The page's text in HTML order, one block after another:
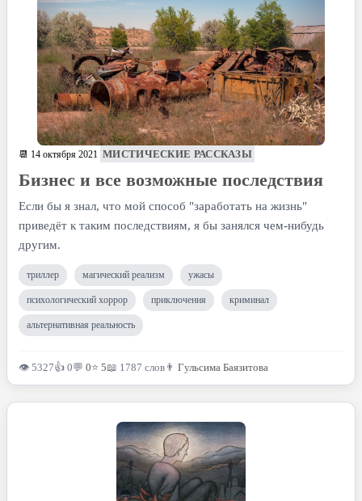
📆 14 октября 2021 МИСТИЧЕСКИЕ РАССКАЗЫ
Бизнес и все возможные последствия
Если бы я знал, что мой способ "заработать на жизнь"
приведёт к таким последствиям, я бы занялся чем-нибудь
другим.
триллер магический реализм ужасы
психологический хоррор приключения криминал
альтернативная реальность
👁 5327👍 0💬 0⭐ 5📖 1787 слов 👨 Гульсима Баязитова